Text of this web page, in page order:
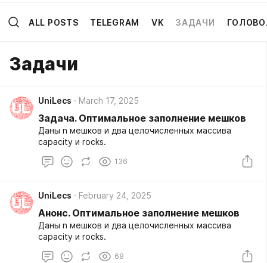
ALL POSTS TELEGRAM VK ЗАДАЧИ
Задачи
UniLecs March 17, 2025
Задача. Оптимальное заполнение мешков
Даны n мешков и два целочисленных массива
capacity и rocks.
136
UniLecs February 24, 2025
Анонс. Оптимальное заполнение мешков
Даны n мешков и два целочисленных массива
capacity и rocks.
68